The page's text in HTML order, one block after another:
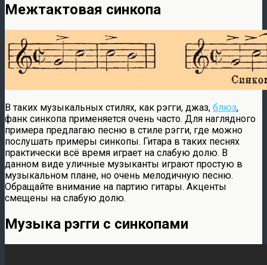
Межтактовая синкопа
В таких музыкальных стилях, как рэгги, джаз, блюз,
фанк синкопа применяется очень часто. Для наглядного
примера предлагаю песню в стиле рэгги, где можно
послушать примеры синкопы. Гитара в таких песнях
практически всё время играет на слабую долю. В
данном виде уличные музыканты играют простую в
музыкальном плане, но очень мелодичную песню.
Обращайте внимание на партию гитары. Акценты
смещены на слабую долю.
Музыка рэгги с синкопами